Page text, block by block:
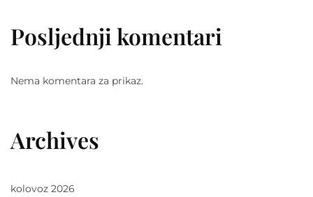
Posljednji komentari
Nema komentara za prikaz.
Archives
kolovoz 2026